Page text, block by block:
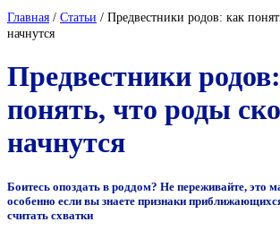
Главная / Cтатьи / Предвестники родов: как
начнутся
Предвестники
понять, что роды
начнутся
Боитесь опоздать в роддом? Не переживайте, это
особенно если вы знаете признаки
считать схватки